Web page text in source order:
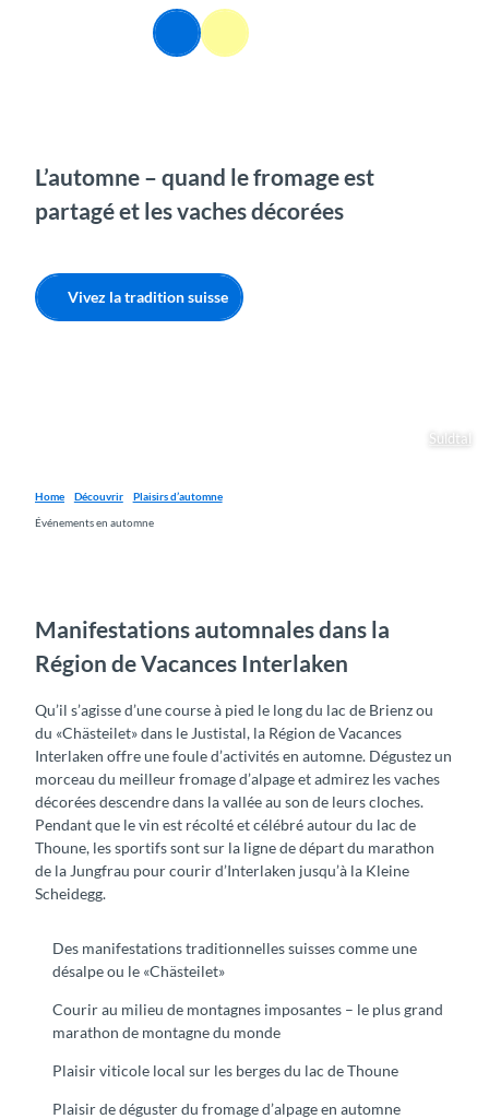
Recherche
Menu
Suldtal
L’automne – quand le fromage est
partagé et les vaches décorées
Vivez la tradition suisse
Home Découvrir
Plaisirs d’automne
Événements en automne
Manifestations automnales dans la
Région de Vacances Interlaken
Qu’il s’agisse d’une course à pied le long du lac de Brienz ou
du «Chästeilet» dans le Justistal, la Région de Vacances
Interlaken offre une foule d’activités en automne. Dégustez un
morceau du meilleur fromage d’alpage et admirez les vaches
décorées descendre dans la vallée au son de leurs cloches.
Pendant que le vin est récolté et célébré autour du lac de
Thoune, les sportifs sont sur la ligne de départ du marathon
de la Jungfrau pour courir d’Interlaken jusqu’à la Kleine
Scheidegg.
Des manifestations traditionnelles suisses comme une
désalpe ou le «Chästeilet»
Courir au milieu de montagnes imposantes – le plus grand
marathon de montagne du monde
Plaisir viticole local sur les berges du lac de Thoune
Plaisir de déguster du fromage d’alpage en automne